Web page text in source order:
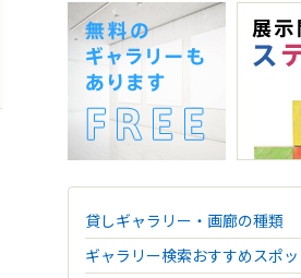
貸しギャラリー・画廊の種類
ギャラリー検索おすすめスポッ